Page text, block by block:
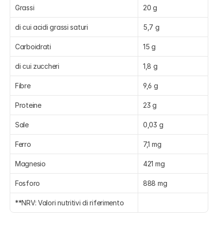
Grassi 20 g
di cui acidi grassi saturi 5,7 g
Carboidrati 15 g
di cui zuccheri 1,8 g
Fibre 9,6 g
Proteine 23 g
Sale 0,03 g
Ferro 7,1 mg
Magnesio 421 mg
Fosforo 888 mg
**NRV: Valori nutritivi di riferimento